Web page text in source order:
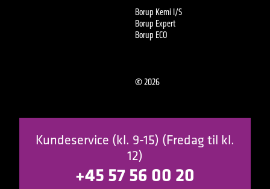
Borup Kemi I/S
Borup Expert
Borup ECO
©2026
Kundeservice (kl. 9-15) (Fredag til kl.
12)
+45 57 56 00 20